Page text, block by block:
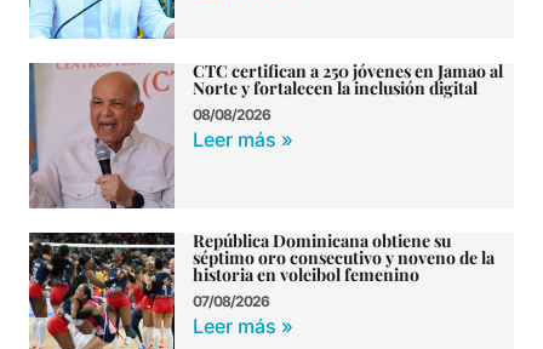
CTC certifican a 250 jóvenes en Jamao al
Norte y fortalecen la inclusión digital
08/08/2026
Leer más »
República Dominicana obtiene su
séptimo oro consecutivo y noveno de la
historia en voleibol femenino
07/08/2026
Leer más »